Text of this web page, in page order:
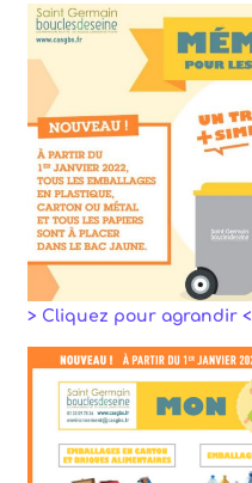
> Cliquez pour agrandir <